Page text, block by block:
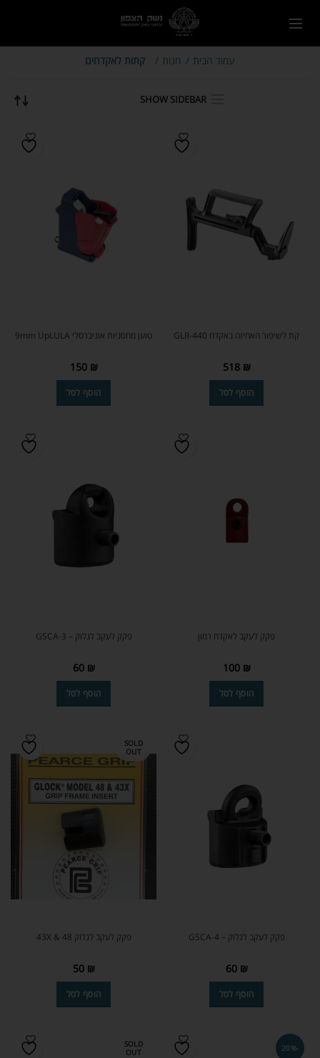
עמוד הבית חנות קתות לאקדחים
SHOW SIDEBAR
קת לשיפור האחיזה באקדח GLR-440
518 ₪
הוסף לסל
טוען מחסניות אוניברסלי 9mm UpLULA
150 ₪
הוסף לסל
פקק לעקב לאקדח רמון
100 ₪
הוסף לסל
פקק לעקב לגלוק – GSCA-3
60 ₪
הוסף לסל
פקק לעקב לגלוק – GSCA-4
60 ₪
הוסף לסל
SOLD
OUT
פקק לעקב לגלוק 43X & 48
50 ₪
הוסף לסל
-20%
SOLD
OUT